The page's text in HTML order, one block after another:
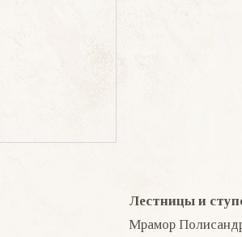
Лестницы и
Мрамор